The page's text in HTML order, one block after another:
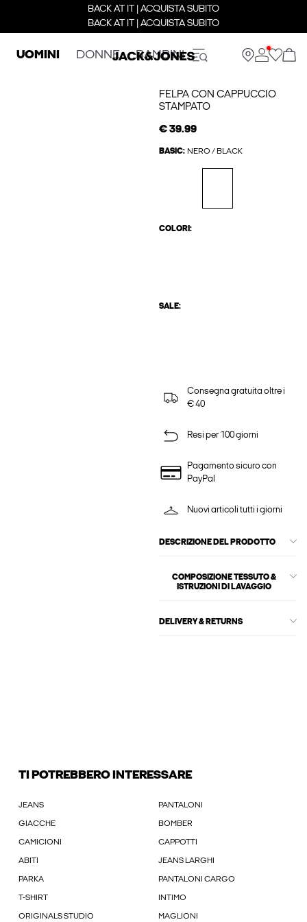
BACK AT IT | ACQUISTA SUBITO
BACK AT IT | ACQUISTA SUBITO
UOMINI DONNE BAMBINI
FELPA CON CAPPUCCIO
STAMPATO
€ 39.99
BASIC: NERO / BLACK
COLORI:
SALE:
Consegna gratuita oltre i
€ 40
Resi per 100 giorni
Pagamento sicuro con
PayPal
Nuovi articoli tutti i giorni
DESCRIZIONE DEL PRODOTTO
COMPOSIZIONE TESSUTO &
ISTRUZIONI DI LAVAGGIO
DELIVERY & RETURNS
TI POTREBBERO INTERESSARE
JEANS PANTALONI
GIACCHE BOMBER
CAMICIONI CAPPOTTI
ABITI JEANS LARGHI
PARKA PANTALONI CARGO
T-SHIRT INTIMO
ORIGINALS STUDIO MAGLIONI